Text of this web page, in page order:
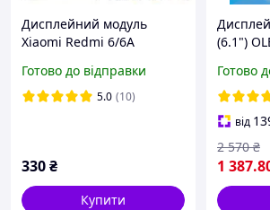
Дисплейний модуль
Xiaomi Redmi 6/6A
(M1804C3CG, M1804C3CH,
M1804C3CI,
Готово до відправки
5.0 (10)
330₴
Купити
(6.1")
Готово
від
1 387
2 570 ₴